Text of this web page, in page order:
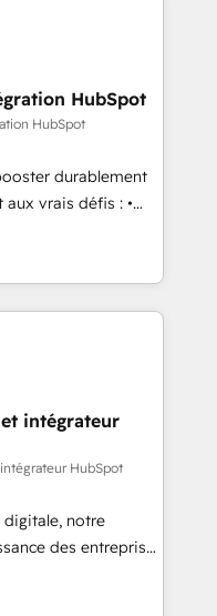
you’ve been
initiative moving!
We Build
- Secure:
Partner 💻 -
HubSpot
HubSpot
durablement
vrais défis : •
pour des
processus
vos équipes à
vos objectifs
comprenons
parfaitement
intégrateur
HubSpot
digitale, notre
des entreprises
des revenus